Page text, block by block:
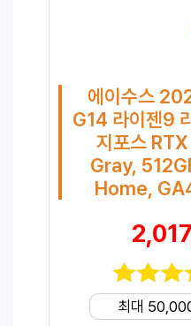
에이수스
G14 라이젠9
지포스
Gray,
Home,
최대